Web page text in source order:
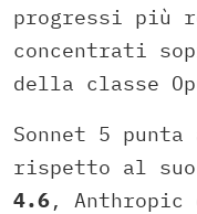
progressi più
concentrati
della classe
Sonnet 5
rispetto al suo
4.6, Anthropic